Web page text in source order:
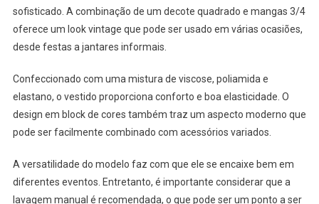
sofisticado. A combinação de um decote quadrado e mangas 3/4
oferece um look vintage que pode ser usado em várias ocasiões,
desde festas a jantares informais.
Confeccionado com uma mistura de viscose, poliamida e
elastano, o vestido proporciona conforto e boa elasticidade. O
design em block de cores também traz um aspecto moderno que
pode ser facilmente combinado com acessórios variados.
A versatilidade do modelo faz com que ele se encaixe bem em
diferentes eventos. Entretanto, é importante considerar que a
lavagem manual é recomendada, o que pode ser um ponto a ser